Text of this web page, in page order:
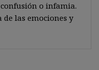
o infamia.
las emociones y